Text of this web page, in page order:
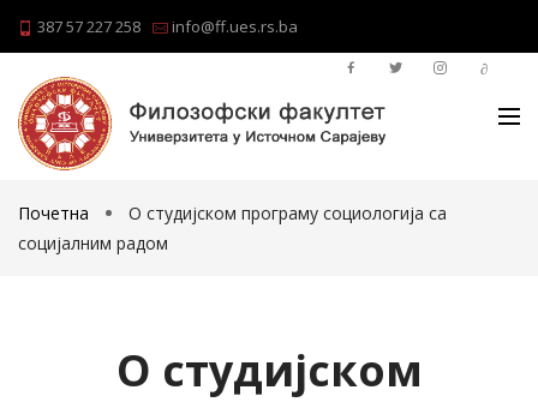
387 57 227 258 info@ff.ues.rs.ba
Почетна
О студијском програму социологија са
социјалним радом
О студијском